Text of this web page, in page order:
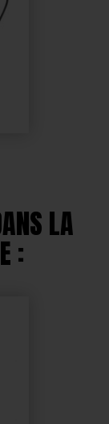
LA
: